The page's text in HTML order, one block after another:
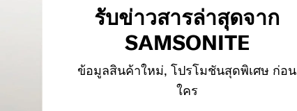
รับข่าวสารล่าสุดจาก
SAMSONITE
ข้อมูลสินค้าใหม่, โปรโมชันสุดพิเศษ ก่อน
ใคร